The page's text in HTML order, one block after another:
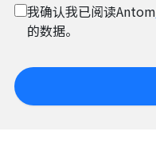
我确认我已阅读Antom
的数据。